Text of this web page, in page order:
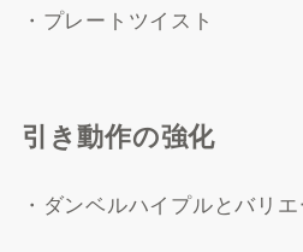
・プレートツイスト
引き動作の強化
・ダンベルハイプルとバリ